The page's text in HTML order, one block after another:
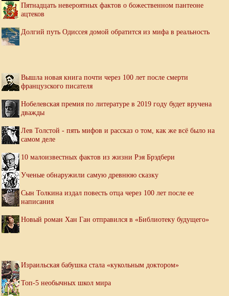
Пятнадцать невероятных фактов о божественном пантеоне
ацтеков
Долгий путь Одиссея домой обратится из мифа в реальность
Вышла новая книга почти через 100 лет после смерти
французского писателя
Нобелевская премия по литературе в 2019 году будет вручена
дважды
Лев Толстой - пять мифов и рассказ о том, как же всё было на
самом деле
10 малоизвестных фактов из жизни Рэя Брэдбери
Ученые обнаружили самую древнюю сказку
Сын Толкина издал повесть отца через 100 лет после ее
написания
Новый роман Хан Ган отправился в «Библиотеку будущего»
Израильская бабушка стала «кукольным доктором»
Топ-5 необычных школ мира